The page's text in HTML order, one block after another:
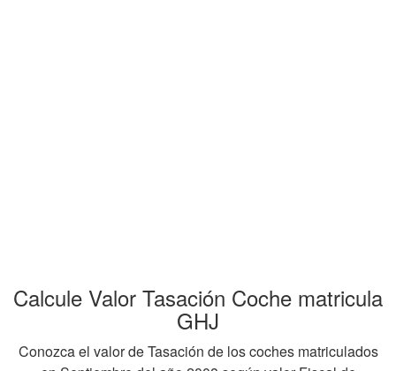
Calcule Valor Tasación Coche matricula
GHJ
Conozca el valor de Tasación de los coches matriculados